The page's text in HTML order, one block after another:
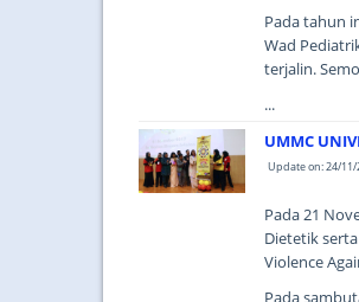
Pada tahun
Wad
terjalin.
...
UMMC
Update on: 24/11/
Pada 21
Dietetik
Violence
Pada